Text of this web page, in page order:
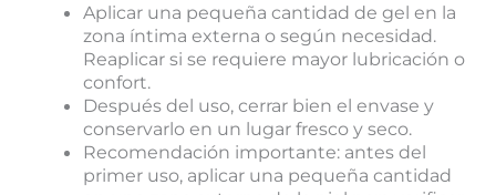
Aplicar una pequeña cantidad de gel en la
zona íntima externa o según necesidad.
Reaplicar si se requiere mayor lubricación o
confort.
Después del uso, cerrar bien el envase y
conservarlo en un lugar fresco y seco.
Recomendación importante: antes del
primer uso, aplicar una pequeña cantidad